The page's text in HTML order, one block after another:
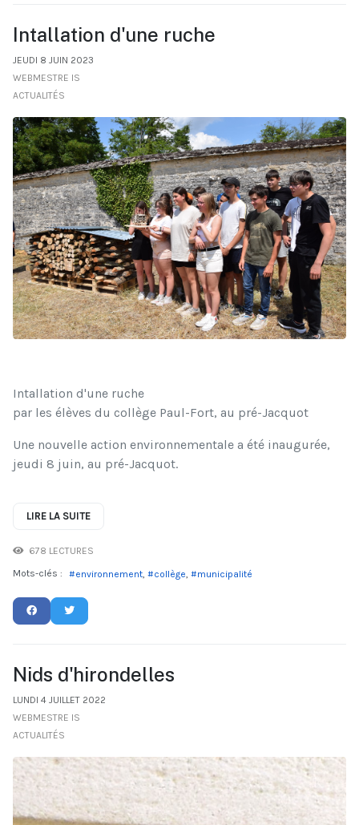
Intallation d'une ruche
JEUDI 8 JUIN 2023
WEBMESTRE IS
ACTUALITÉS
Intallation d'une ruche
par les élèves du collège Paul-Fort, au pré-Jacquot
Une nouvelle action environnementale a été inaugurée,
jeudi 8 juin, au pré-Jacquot.
LIRE LA SUITE
678 LECTURES
Mots-clés :
environnement collège municipalité
Nids d'hirondelles
LUNDI 4 JUILLET 2022
WEBMESTRE IS
ACTUALITÉS